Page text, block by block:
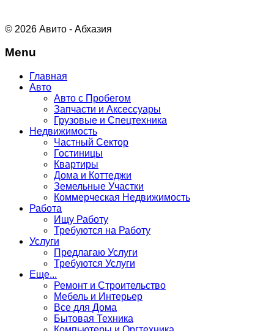
© 2026 Авито - Абхазия
Menu
Главная
Авто
Авто с Пробегом
Запчасти и Аксессуары
Грузовые и Спецтехника
Недвижимость
Частный Сектор
Гостиницы
Квартиры
Дома и Коттеджи
Земельные Участки
Коммерческая Недвижимость
Работа
Ищу Работу
Требуются на Работу
Услуги
Предлагаю Услуги
Требуются Услуги
Еще...
Ремонт и Строительство
Мебель и Интерьер
Все для Дома
Бытовая Техника